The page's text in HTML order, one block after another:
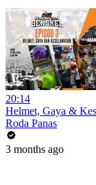
20:14
Helmet, Gaya &
Roda Panas
3 months ago